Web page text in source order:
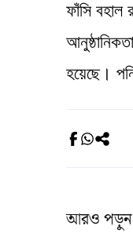
ফাঁসি
হয়েছে।
আরও পড়ুন